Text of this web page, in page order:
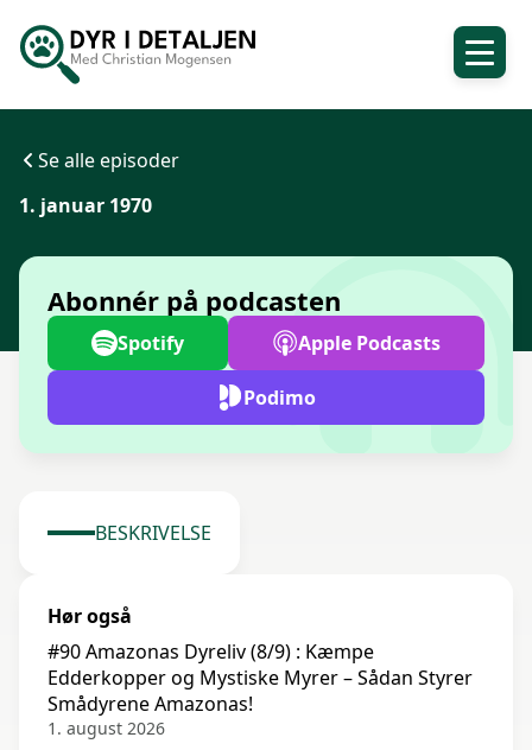
Se alle episoder
1. januar 1970
Abonnér på podcasten
Spotify Apple Podcasts
Podimo
BESKRIVELSE
Hør også
#90 Amazonas Dyreliv (8/9) : Kæmpe
Edderkopper og Mystiske Myrer – Sådan Styrer
Smådyrene Amazonas!
1. august 2026